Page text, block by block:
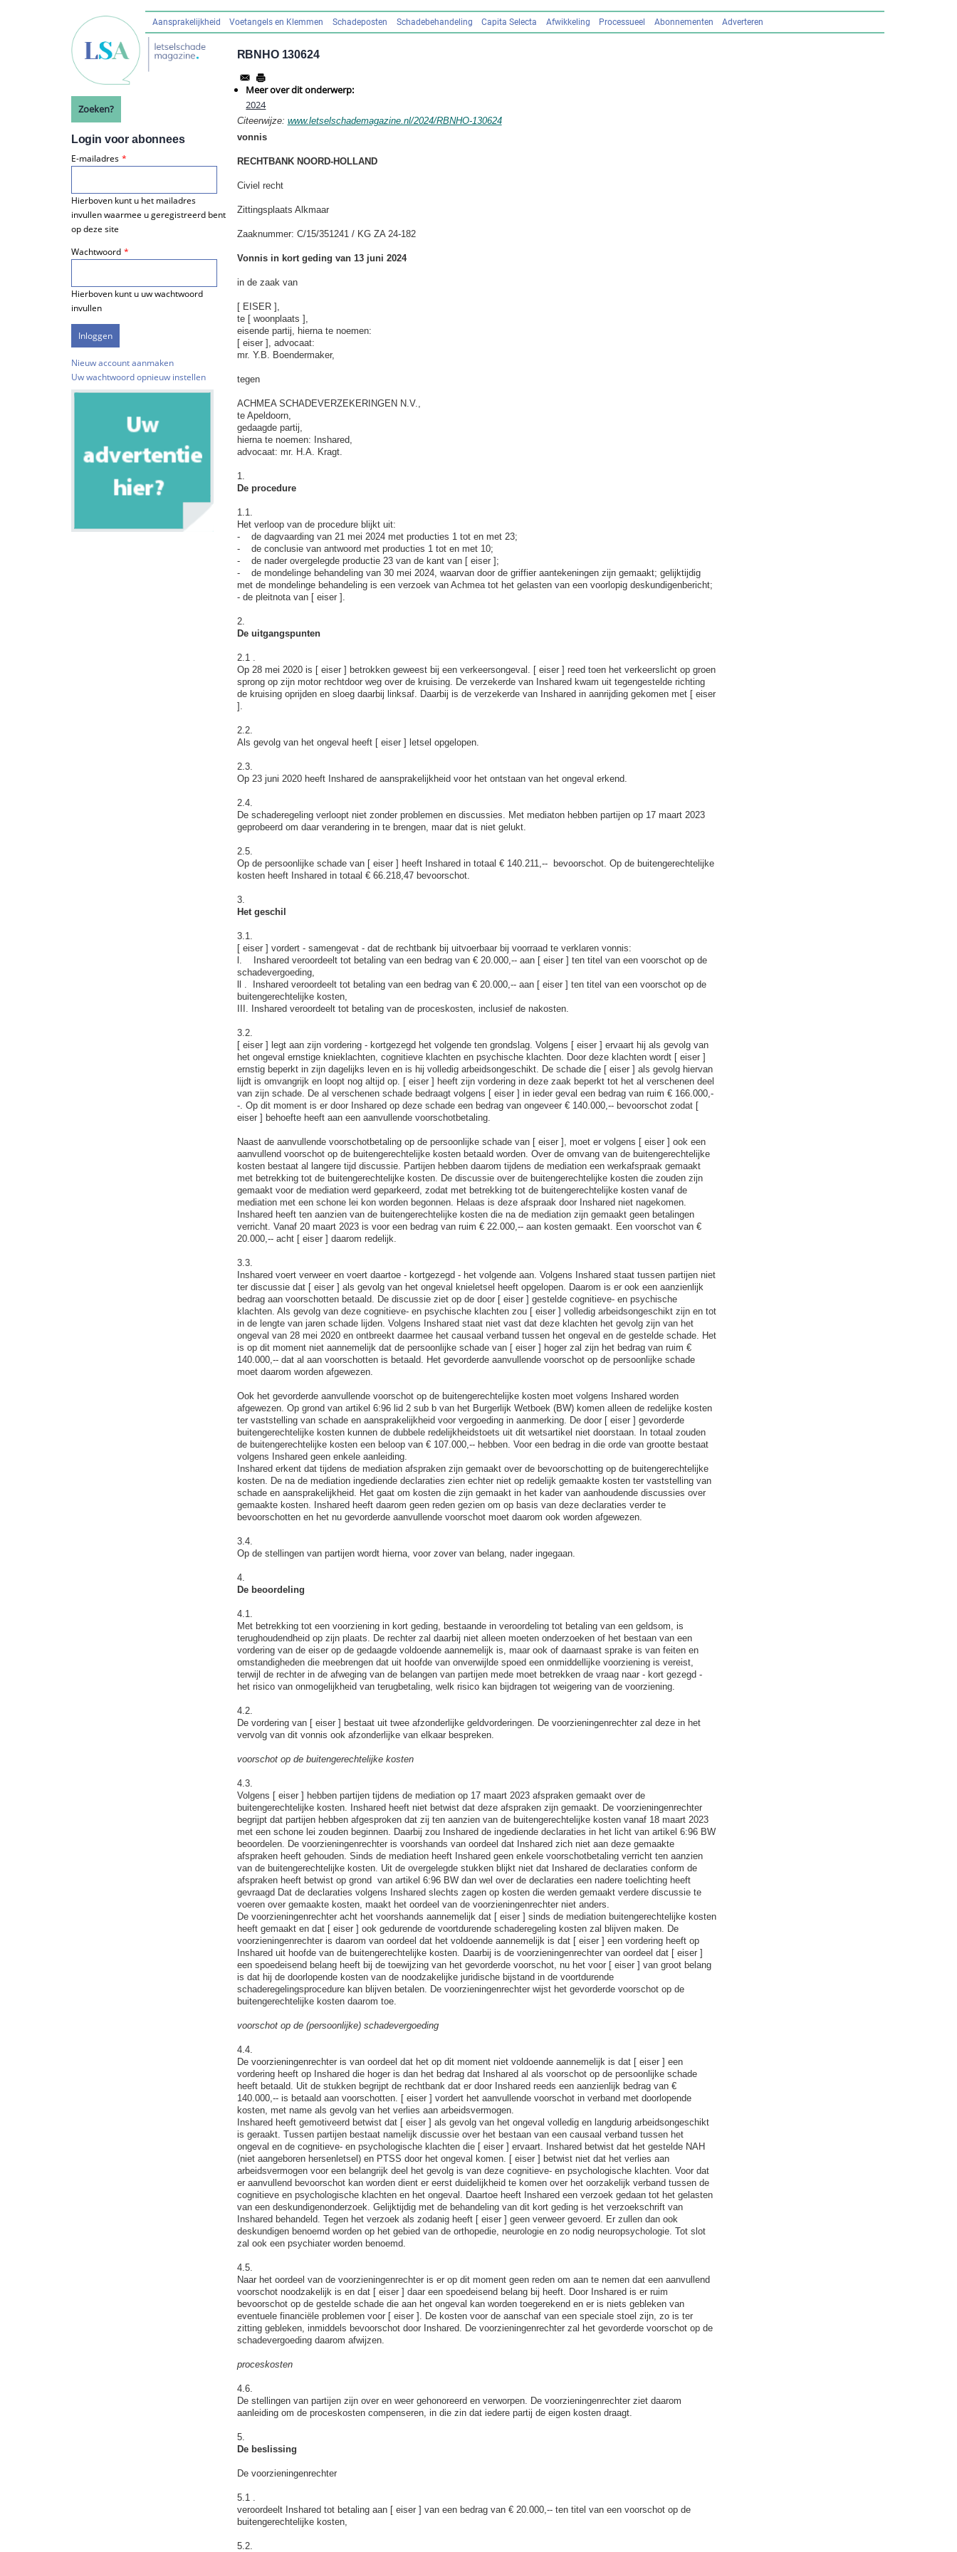
Hoofdnavigatie
Aansprakelijkheid Voetangels en Klemmen Schadeposten Schadebehandeling Capita Selecta Afwikkeling Processueel Abonnementen Adverteren
RBNHO 130624
Meer over dit onderwerp:
2024
Citeerwijze: www.letselschademagazine.nl/2024/RBNHO-130624
vonnis
RECHTBANK NOORD-HOLLAND
Civiel recht
Zittingsplaats Alkmaar
Zaaknummer: C/15/351241 / KG ZA 24-182
Vonnis in kort geding van 13 juni 2024
in de zaak van
[ EISER ],
te [ woonplaats ],
eisende partij, hierna te noemen:
[ eiser ], advocaat:
mr. Y.B. Boendermaker,
tegen
ACHMEA SCHADEVERZEKERINGEN N.V.,
te Apeldoorn,
gedaagde partij,
hierna te noemen: Inshared,
advocaat: mr. H.A. Kragt.
1.
De procedure
1.1.
Het verloop van de procedure blijkt uit:
- de dagvaarding van 21 mei 2024 met producties 1 tot en met 23;
- de conclusie van antwoord met producties 1 tot en met 10;
- de nader overgelegde productie 23 van de kant van [ eiser ];
- de mondelinge behandeling van 30 mei 2024, waarvan door de griffier aantekeningen zijn gemaakt; gelijktijdig
met de mondelinge behandeling is een verzoek van Achmea tot het gelasten van een voorlopig deskundigenbericht;
- de pleitnota van [ eiser ].
2.
De uitgangspunten
2.1 .
Op 28 mei 2020 is [ eiser ] betrokken geweest bij een verkeersongeval. [ eiser ] reed toen het verkeerslicht op groen
sprong op zijn motor rechtdoor weg over de kruising. De verzekerde van Inshared kwam uit tegengestelde richting
de kruising oprijden en sloeg daarbij linksaf. Daarbij is de verzekerde van Inshared in aanrijding gekomen met [ eiser
].
2.2.
Als gevolg van het ongeval heeft [ eiser ] letsel opgelopen.
2.3.
Op 23 juni 2020 heeft Inshared de aansprakelijkheid voor het ontstaan van het ongeval erkend.
2.4.
De schaderegeling verloopt niet zonder problemen en discussies. Met mediaton hebben partijen op 17 maart 2023
geprobeerd om daar verandering in te brengen, maar dat is niet gelukt.
2.5.
Op de persoonlijke schade van [ eiser ] heeft Inshared in totaal € 140.211,-- bevoorschot. Op de buitengerechtelijke
kosten heeft Inshared in totaal € 66.218,47 bevoorschot.
3.
Het geschil
3.1.
[ eiser ] vordert - samengevat - dat de rechtbank bij uitvoerbaar bij voorraad te verklaren vonnis:
l. Inshared veroordeelt tot betaling van een bedrag van € 20.000,-- aan [ eiser ] ten titel van een voorschot op de
schadevergoeding,
ll . Inshared veroordeelt tot betaling van een bedrag van € 20.000,-- aan [ eiser ] ten titel van een voorschot op de
buitengerechtelijke kosten,
III. Inshared veroordeelt tot betaling van de proceskosten, inclusief de nakosten.
3.2.
[ eiser ] legt aan zijn vordering - kortgezegd het volgende ten grondslag. Volgens [ eiser ] ervaart hij als gevolg van
het ongeval ernstige knieklachten, cognitieve klachten en psychische klachten. Door deze klachten wordt [ eiser ]
ernstig beperkt in zijn dagelijks leven en is hij volledig arbeidsongeschikt. De schade die [ eiser ] als gevolg hiervan
lijdt is omvangrijk en loopt nog altijd op. [ eiser ] heeft zijn vordering in deze zaak beperkt tot het al verschenen deel
van zijn schade. De al verschenen schade bedraagt volgens [ eiser ] in ieder geval een bedrag van ruim € 166.000,-
-. Op dit moment is er door Inshared op deze schade een bedrag van ongeveer € 140.000,-- bevoorschot zodat [
eiser ] behoefte heeft aan een aanvullende voorschotbetaling.
Naast de aanvullende voorschotbetaling op de persoonlijke schade van [ eiser ], moet er volgens [ eiser ] ook een
aanvullend voorschot op de buitengerechtelijke kosten betaald worden. Over de omvang van de buitengerechtelijke
kosten bestaat al langere tijd discussie. Partijen hebben daarom tijdens de mediation een werkafspraak gemaakt
met betrekking tot de buitengerechtelijke kosten. De discussie over de buitengerechtelijke kosten die zouden zijn
gemaakt voor de mediation werd geparkeerd, zodat met betrekking tot de buitengerechtelijke kosten vanaf de
mediation met een schone lei kon worden begonnen. Helaas is deze afspraak door Inshared niet nagekomen.
Inshared heeft ten aanzien van de buitengerechtelijke kosten die na de mediation zijn gemaakt geen betalingen
verricht. Vanaf 20 maart 2023 is voor een bedrag van ruim € 22.000,-- aan kosten gemaakt. Een voorschot van €
20.000,-- acht [ eiser ] daarom redelijk.
3.3.
Inshared voert verweer en voert daartoe - kortgezegd - het volgende aan. Volgens Inshared staat tussen partijen niet
ter discussie dat [ eiser ] als gevolg van het ongeval knieletsel heeft opgelopen. Daarom is er ook een aanzienlijk
bedrag aan voorschotten betaald. De discussie ziet op de door [ eiser ] gestelde cognitieve- en psychische
klachten. Als gevolg van deze cognitieve- en psychische klachten zou [ eiser ] volledig arbeidsongeschikt zijn en tot
in de lengte van jaren schade lijden. Volgens Inshared staat niet vast dat deze klachten het gevolg zijn van het
ongeval van 28 mei 2020 en ontbreekt daarmee het causaal verband tussen het ongeval en de gestelde schade. Het
is op dit moment niet aannemelijk dat de persoonlijke schade van [ eiser ] hoger zal zijn het bedrag van ruim €
140.000,-- dat al aan voorschotten is betaald. Het gevorderde aanvullende voorschot op de persoonlijke schade
moet daarom worden afgewezen.
Ook het gevorderde aanvullende voorschot op de buitengerechtelijke kosten moet volgens Inshared worden
afgewezen. Op grond van artikel 6:96 lid 2 sub b van het Burgerlijk Wetboek (BW) komen alleen de redelijke kosten
ter vaststelling van schade en aansprakelijkheid voor vergoeding in aanmerking. De door [ eiser ] gevorderde
buitengerechtelijke kosten kunnen de dubbele redelijkheidstoets uit dit wetsartikel niet doorstaan. In totaal zouden
de buitengerechtelijke kosten een beloop van € 107.000,-- hebben. Voor een bedrag in die orde van grootte bestaat
volgens Inshared geen enkele aanleiding.
Inshared erkent dat tijdens de mediation afspraken zijn gemaakt over de bevoorschotting op de buitengerechtelijke
kosten. De na de mediation ingediende declaraties zien echter niet op redelijk gemaakte kosten ter vaststelling van
schade en aansprakelijkheid. Het gaat om kosten die zijn gemaakt in het kader van aanhoudende discussies over
gemaakte kosten. Inshared heeft daarom geen reden gezien om op basis van deze declaraties verder te
bevoorschotten en het nu gevorderde aanvullende voorschot moet daarom ook worden afgewezen.
3.4.
Op de stellingen van partijen wordt hierna, voor zover van belang, nader ingegaan.
4.
De beoordeling
4.1.
Met betrekking tot een voorziening in kort geding, bestaande in veroordeling tot betaling van een geldsom, is
terughoudendheid op zijn plaats. De rechter zal daarbij niet alleen moeten onderzoeken of het bestaan van een
vordering van de eiser op de gedaagde voldoende aannemelijk is, maar ook of daarnaast sprake is van feiten en
omstandigheden die meebrengen dat uit hoofde van onverwijlde spoed een onmiddellijke voorziening is vereist,
terwijl de rechter in de afweging van de belangen van partijen mede moet betrekken de vraag naar - kort gezegd -
het risico van onmogelijkheid van terugbetaling, welk risico kan bijdragen tot weigering van de voorziening.
4.2.
De vordering van [ eiser ] bestaat uit twee afzonderlijke geldvorderingen. De voorzieningenrechter zal deze in het
vervolg van dit vonnis ook afzonderlijke van elkaar bespreken.
voorschot op de buitengerechtelijke kosten
4.3.
Volgens [ eiser ] hebben partijen tijdens de mediation op 17 maart 2023 afspraken gemaakt over de
buitengerechtelijke kosten. Inshared heeft niet betwist dat deze afspraken zijn gemaakt. De voorzieningenrechter
begrijpt dat partijen hebben afgesproken dat zij ten aanzien van de buitengerechtelijke kosten vanaf 18 maart 2023
met een schone lei zouden beginnen. Daarbij zou Inshared de ingediende declaraties in het licht van artikel 6:96 BW
beoordelen. De voorzieningenrechter is voorshands van oordeel dat Inshared zich niet aan deze gemaakte
afspraken heeft gehouden. Sinds de mediation heeft Inshared geen enkele voorschotbetaling verricht ten aanzien
van de buitengerechtelijke kosten. Uit de overgelegde stukken blijkt niet dat Inshared de declaraties conform de
afspraken heeft betwist op grond van artikel 6:96 BW dan wel over de declaraties een nadere toelichting heeft
gevraagd Dat de declaraties volgens Inshared slechts zagen op kosten die werden gemaakt verdere discussie te
voeren over gemaakte kosten, maakt het oordeel van de voorzieningenrechter niet anders.
De voorzieningenrechter acht het voorshands aannemelijk dat [ eiser ] sinds de mediation buitengerechtelijke kosten
heeft gemaakt en dat [ eiser ] ook gedurende de voortdurende schaderegeling kosten zal blijven maken. De
voorzieningenrechter is daarom van oordeel dat het voldoende aannemelijk is dat [ eiser ] een vordering heeft op
Inshared uit hoofde van de buitengerechtelijke kosten. Daarbij is de voorzieningenrechter van oordeel dat [ eiser ]
een spoedeisend belang heeft bij de toewijzing van het gevorderde voorschot, nu het voor [ eiser ] van groot belang
is dat hij de doorlopende kosten van de noodzakelijke juridische bijstand in de voortdurende
schaderegelingsprocedure kan blijven betalen. De voorzieningenrechter wijst het gevorderde voorschot op de
buitengerechtelijke kosten daarom toe.
voorschot op de (persoonlijke) schadevergoeding
4.4.
De voorzieningenrechter is van oordeel dat het op dit moment niet voldoende aannemelijk is dat [ eiser ] een
vordering heeft op Inshared die hoger is dan het bedrag dat Inshared al als voorschot op de persoonlijke schade
heeft betaald. Uit de stukken begrijpt de rechtbank dat er door Inshared reeds een aanzienlijk bedrag van €
140.000,-- is betaald aan voorschotten. [ eiser ] vordert het aanvullende voorschot in verband met doorlopende
kosten, met name als gevolg van het verlies aan arbeidsvermogen.
Inshared heeft gemotiveerd betwist dat [ eiser ] als gevolg van het ongeval volledig en langdurig arbeidsongeschikt
is geraakt. Tussen partijen bestaat namelijk discussie over het bestaan van een causaal verband tussen het
ongeval en de cognitieve- en psychologische klachten die [ eiser ] ervaart. Inshared betwist dat het gestelde NAH
(niet aangeboren hersenletsel) en PTSS door het ongeval komen. [ eiser ] betwist niet dat het verlies aan
arbeidsvermogen voor een belangrijk deel het gevolg is van deze cognitieve- en psychologische klachten. Voor dat
er aanvullend bevoorschot kan worden dient er eerst duidelijkheid te komen over het oorzakelijk verband tussen de
cognitieve en psychologische klachten en het ongeval. Daartoe heeft Inshared een verzoek gedaan tot het gelasten
van een deskundigenonderzoek. Gelijktijdig met de behandeling van dit kort geding is het verzoekschrift van
Inshared behandeld. Tegen het verzoek als zodanig heeft [ eiser ] geen verweer gevoerd. Er zullen dan ook
deskundigen benoemd worden op het gebied van de orthopedie, neurologie en zo nodig neuropsychologie. Tot slot
zal ook een psychiater worden benoemd.
4.5.
Naar het oordeel van de voorzieningenrechter is er op dit moment geen reden om aan te nemen dat een aanvullend
voorschot noodzakelijk is en dat [ eiser ] daar een spoedeisend belang bij heeft. Door Inshared is er ruim
bevoorschot op de gestelde schade die aan het ongeval kan worden toegerekend en er is niets gebleken van
eventuele financiële problemen voor [ eiser ]. De kosten voor de aanschaf van een speciale stoel zijn, zo is ter
zitting gebleken, inmiddels bevoorschot door Inshared. De voorzieningenrechter zal het gevorderde voorschot op de
schadevergoeding daarom afwijzen.
proceskosten
4.6.
De stellingen van partijen zijn over en weer gehonoreerd en verworpen. De voorzieningenrechter ziet daarom
aanleiding om de proceskosten compenseren, in die zin dat iedere partij de eigen kosten draagt.
5.
De beslissing
De voorzieningenrechter
5.1 .
veroordeelt Inshared tot betaling aan [ eiser ] van een bedrag van € 20.000,-- ten titel van een voorschot op de
buitengerechtelijke kosten,
5.2.
Zoeken?
Login voor abonnees
E-mailadres
Hierboven kunt u het mailadres
invullen waarmee u geregistreerd bent
op deze site
Wachtwoord
Hierboven kunt u uw wachtwoord
invullen
Nieuw account aanmaken
Uw wachtwoord opnieuw instellen